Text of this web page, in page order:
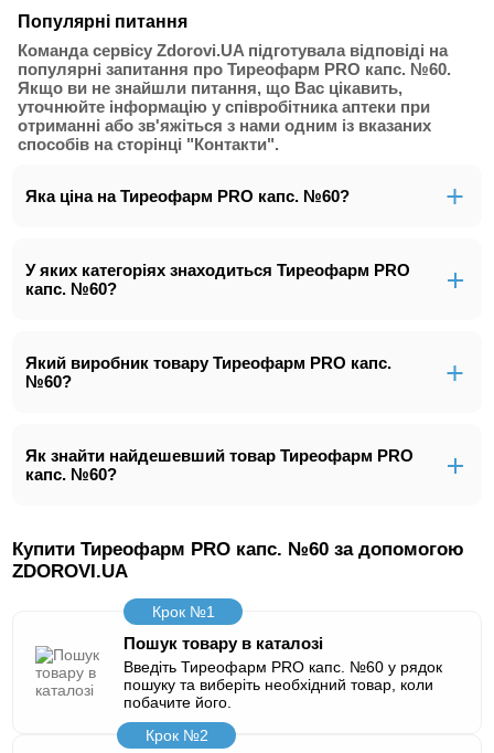
Популярні питання
Команда сервісу Zdorovi.UA підготувала відповіді на
популярні запитання про Тиреофарм PRO капс. №60.
Якщо ви не знайшли питання, що Вас цікавить,
уточнюйте інформацію у співробітника аптеки при
отриманні або зв'яжіться з нами одним із вказаних
способів на сторінці "Контакти".
Яка ціна на Тиреофарм PRO капс. №60?
У яких категоріях знаходиться Тиреофарм PRO
капс. №60?
Який виробник товару Тиреофарм PRO капс.
№60?
Як знайти найдешевший товар Тиреофарм PRO
капс. №60?
Купити Тиреофарм PRO капс. №60 за допомогою
ZDOROVI.UA
Крок №1
Пошук товару в каталозі
Введіть Тиреофарм PRO капс. №60 у рядок
пошуку та виберіть необхідний товар, коли
побачите його.
Крок №2